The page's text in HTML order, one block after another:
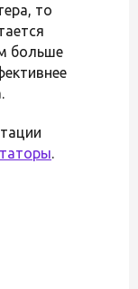
то
больше
.